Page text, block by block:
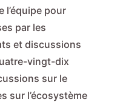
l’équipe pour
par les
et discussions
vingt-dix
sur le
sur l’écosystème